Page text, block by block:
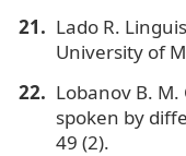
Lado R.
University of
Lobanov B.
spoken by
49 (2).